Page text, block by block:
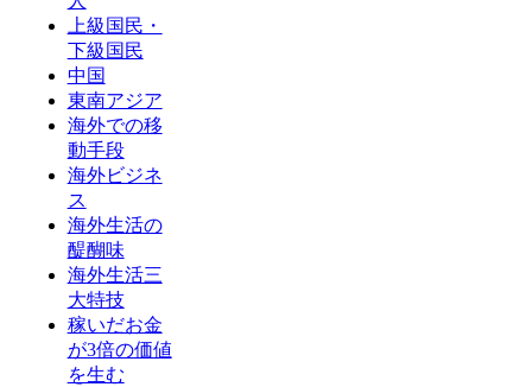
上級国民・
下級国民
中国
東南アジア
海外での移
動手段
海外ビジネ
ス
海外生活の
醍醐味
海外生活三
大特技
稼いだお金
が3倍の価値
を生む